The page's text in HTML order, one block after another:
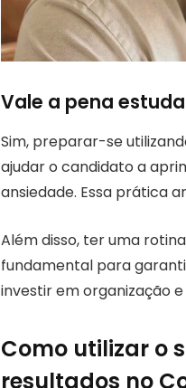
Vale a pena
Sim, preparar-se
ajudar o candidato a
ansiedade. Essa prática
Além disso, ter uma
fundamental para
investir em organização
Como utilizar o
resultados no